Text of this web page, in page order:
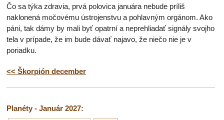
Čo sa týka zdravia, prvá polovica januára nebude príliš
naklonená močovému ústrojenstvu a pohlavným orgánom. Ako
páni, tak dámy by mali byť opatrní a neprehliadať signály svojho
tela v prípade, že im bude dávať najavo, že niečo nie je v
poriadku.
<< Škorpión december
Planéty - Január 2027: